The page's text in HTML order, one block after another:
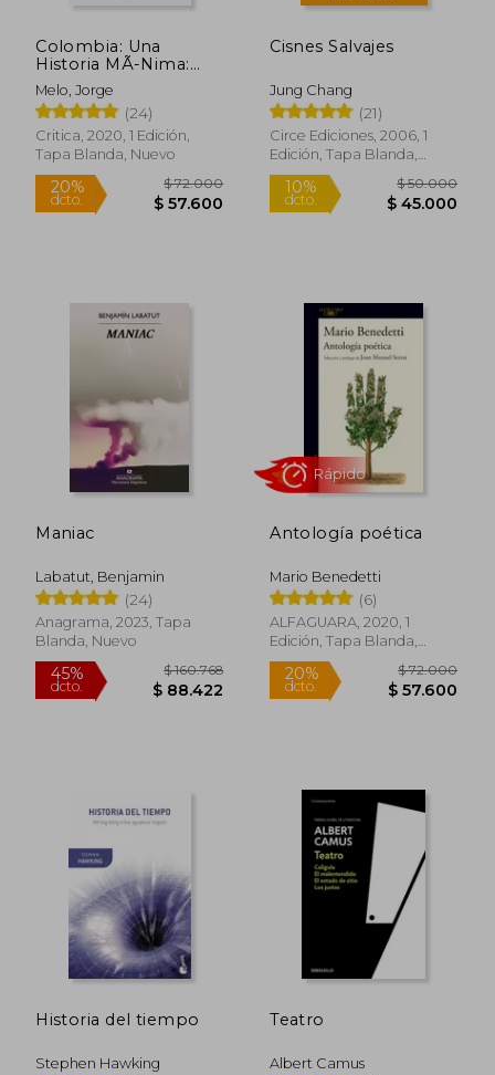
Colombia: Una
Historia MÃ-Nima:
Una Mirada Integral Al
Pais
Melo, Jorge
(24)
Critica, 2020, 1 Edición,
Tapa Blanda, Nuevo
$ 57.600
Cisnes Salvajes
Jung Chang
(21)
Circe Ediciones, 2006, 1
Edición, Tapa Blanda,
Nuevo
10%
dcto.
Maniac
Labatut, Benjamin
(24)
Anagrama, 2023, Tapa
Blanda, Nuevo
45%
dcto.
$ 160.768
$ 88.422
Antología poética
Mario Benedetti
(6)
ALFAGUARA, 2020, 1
Edición, Tapa Blanda,
Nuevo
Rápido
Historia del tiempo
Stephen Hawking
Teatro
Albert Camus